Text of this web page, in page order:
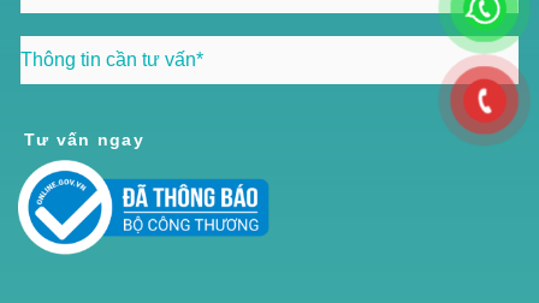
Tư vấn ngay